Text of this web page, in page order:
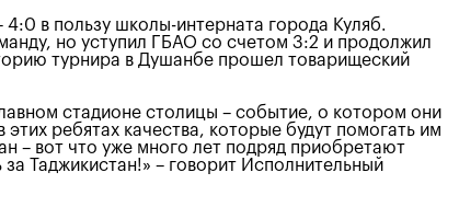
в пользу школы-интерната города Куляб.
но уступил ГБАО со счетом 3:2 и продолжил
турнира в Душанбе прошел товарищеский
стадионе столицы – событие, о котором они
ребятах качества, которые будут помогать им
– вот что уже много лет подряд приобретают
Таджикистан!» – говорит Исполнительный